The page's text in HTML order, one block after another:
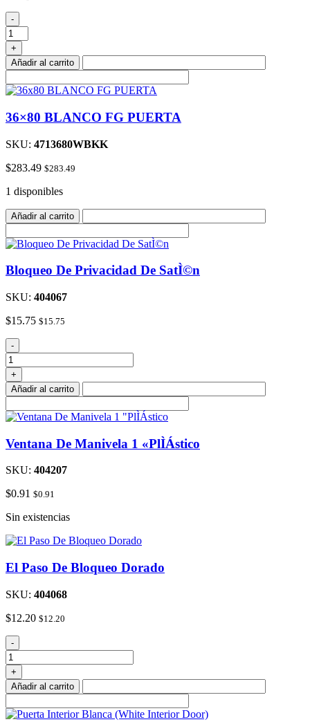
Cierre
De
Puerta
De
Tormenta
-
+
Añadir al carrito
36×80 BLANCO FG PUERTA
SKU: 4713680WBKK
$283.49 $283.49
1 disponibles
Añadir al carrito
Bloqueo De Privacidad De SatÌ©n
SKU: 404067
$15.75 $15.75
Bloqueo
De
Privacidad
De
SatÌ©n
-
+
Añadir al carrito
Ventana De Manivela 1 «PlÌÁstico
SKU: 404207
$0.91 $0.91
Sin existencias
El Paso De Bloqueo Dorado
SKU: 404068
$12.20 $12.20
El
Paso
De
Bloqueo
Dorado
-
+
Añadir al carrito